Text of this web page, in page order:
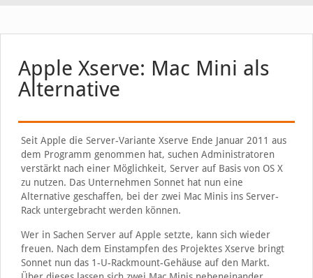
Apple Xserve: Mac Mini als
Alternative
Seit Apple die Server-Variante Xserve Ende Januar 2011 aus
dem Programm genommen hat, suchen Administratoren
verstärkt nach einer Möglichkeit, Server auf Basis von OS X
zu nutzen. Das Unternehmen Sonnet hat nun eine
Alternative geschaffen, bei der zwei Mac Minis ins Server-
Rack untergebracht werden können.
Wer in Sachen Server auf Apple setzte, kann sich wieder
freuen. Nach dem Einstampfen des Projektes Xserve bringt
Sonnet nun das 1-U-Rackmount-Gehäuse auf den Markt.